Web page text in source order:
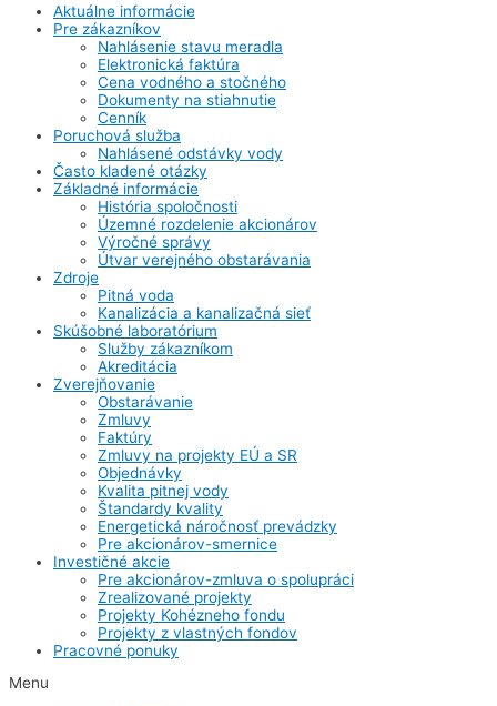
Aktuálne informácie
Pre zákazníkov
Nahlásenie stavu meradla
Elektronická faktúra
Cena vodného a stočného
Dokumenty na stiahnutie
Cenník
Poruchová služba
Nahlásené odstávky vody
Často kladené otázky
Základné informácie
História spoločnosti
Územné rozdelenie akcionárov
Výročné správy
Útvar verejného obstarávania
Zdroje
Pitná voda
Kanalizácia a kanalizačná sieť
Skúšobné laboratórium
Služby zákazníkom
Akreditácia
Zverejňovanie
Obstarávanie
Zmluvy
Faktúry
Zmluvy na projekty EÚ a SR
Objednávky
Kvalita pitnej vody
Štandardy kvality
Energetická náročnosť prevádzky
Pre akcionárov-smernice
Investičné akcie
Pre akcionárov-zmluva o spolupráci
Zrealizované projekty
Projekty Kohézneho fondu
Projekty z vlastných fondov
Pracovné ponuky
Menu